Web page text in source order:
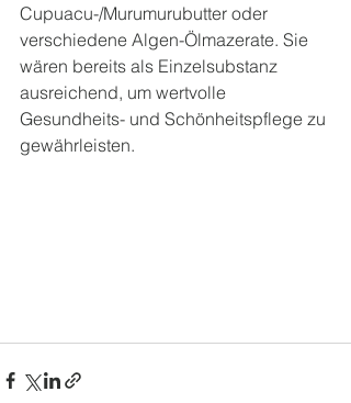
Cupuacu-/Murumurubutter oder
verschiedene Algen-Ölmazerate. Sie
wären bereits als Einzelsubstanz
ausreichend, um wertvolle
Gesundheits- und Schönheitspflege zu
gewährleisten.